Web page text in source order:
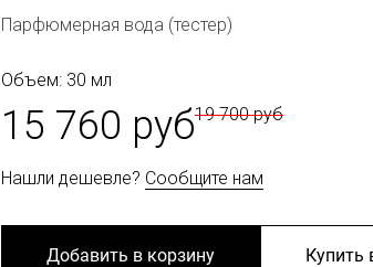
Парфюмерная вода (тестер)
Объем: 30 мл
15 760 руб19 700 руб
Нашли дешевле? Сообщите нам
Добавить в корзину Купить